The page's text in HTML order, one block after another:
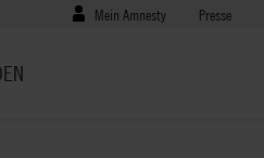
Benutzermenü
Mein Amnesty Presse
Presse